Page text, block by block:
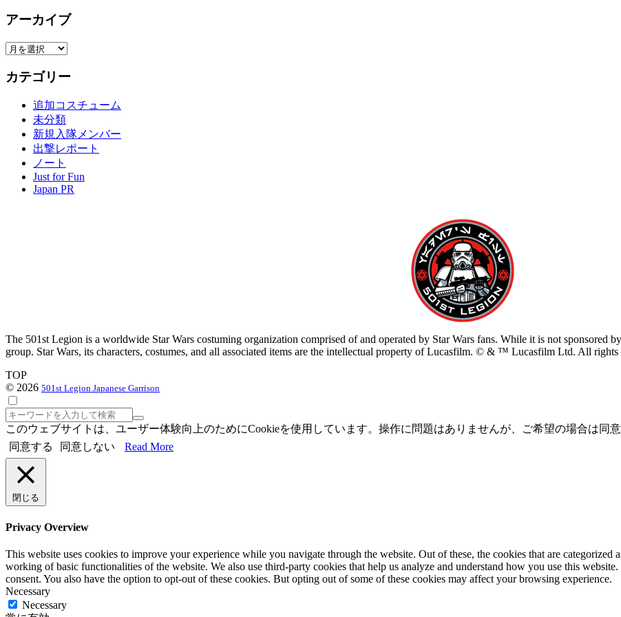
アーカイブ
ア
カ
カテゴリー
追加コスチューム
未分類
新規入隊メンバー
出撃レポート
ノート
Just for Fun
Japan PR
The 501st Legion is a worldwide Star Wars costuming organization comprised of and operated by Star Wars fans. While it is not
group. Star Wars, its characters, costumes, and all associated items are the intellectual property of Lucasfilm. © & ™ Lucasfilm Ltd. All rights
TOP
© 2026 501st Legion Japanese Garrison
検
索
このウェブサイトは、ユーザー体験向上のためにCookieを使用しています。操作に問題はありませんが、ご希望の場合は同
同意する
同意しない Read More
閉じる
Privacy Overview
This website uses cookies to improve your experience while you navigate through the website. Out of these, the cookies that are categorized
working of basic functionalities of the website. We also use third-party cookies that help us analyze and understand how you use this
consent. You also have the option to opt-out of these cookies. But opting out of some of these cookies may affect your browsing experience.
Necessary
Necessary